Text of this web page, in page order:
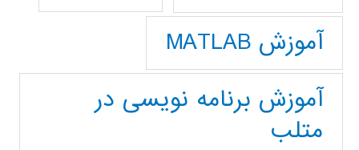
آموزش MATLAB
آموزش برنامه نویسی در
متلب